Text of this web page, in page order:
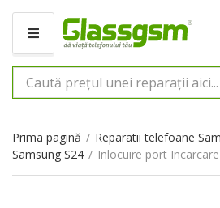
M
N
I
Prima pagină / Reparatii telefoane
Samsung S24 / Inlocuire port